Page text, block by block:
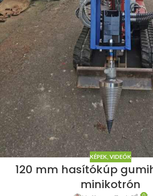
KÉPEK, VIDEÓK
120 mm hasítókúp
minikotrón